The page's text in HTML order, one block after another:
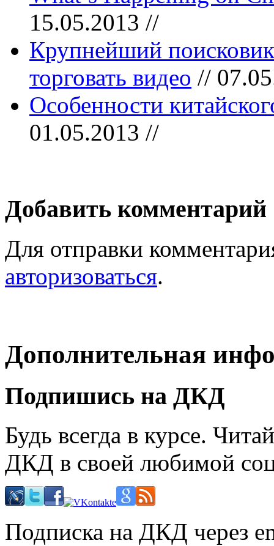
15.05.2013 //
Крупнейший
торговать видео //
Особенности
01.05.2013 //
Добавить комментарий
Для отправки
авторизоваться.
Дополнительная
Подпишись на ДКД
Будь всегда в курсе.
ДКД в своей любимой
Подписка на ДКД через